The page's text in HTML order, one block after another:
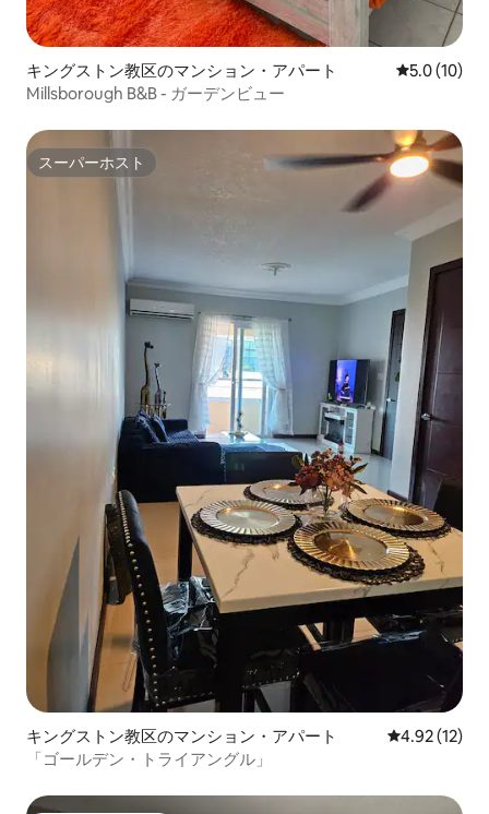
キングストン教区のマンション・アパート レビュー10
5.0 (10)
Millsborough B&B - ガーデンビュー
スーパーホスト
スーパーホスト
キングストン教区のマンション・アパート レビュー12
4.92 (12)
「ゴールデン・トライアングル」